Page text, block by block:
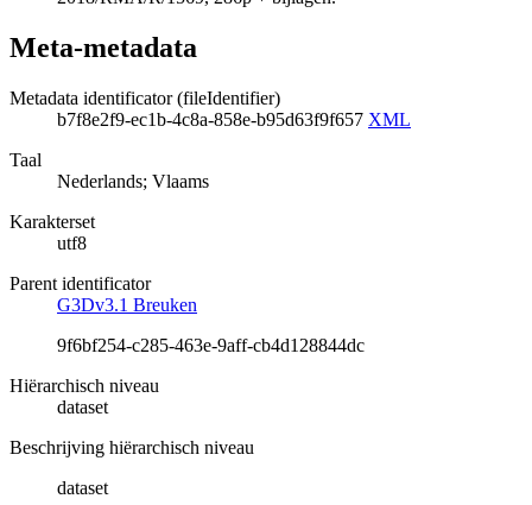
Meta-metadata
Metadata identificator (fileIdentifier)
b7f8e2f9-ec1b-4c8a-858e-b95d63f9f657 XML
Taal
Nederlands; Vlaams
Karakterset
utf8
Parent identificator
G3Dv3.1 Breuken
9f6bf254-c285-463e-9aff-cb4d128844dc
Hiërarchisch niveau
dataset
Beschrijving hiërarchisch niveau
dataset